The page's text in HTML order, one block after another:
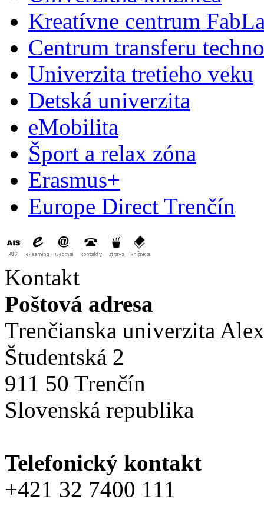
Kreatívne centrum
Centrum transferu
Univerzita tretieho veku
Detská univerzita
eMobilita
Šport a relax zóna
Erasmus+
Europe Direct Trenčín
Kontakt
Poštová adresa
Trenčianska univerzita
Študentská 2
911 50 Trenčín
Slovenská republika
Telefonický kontakt
+421 32 7400 111